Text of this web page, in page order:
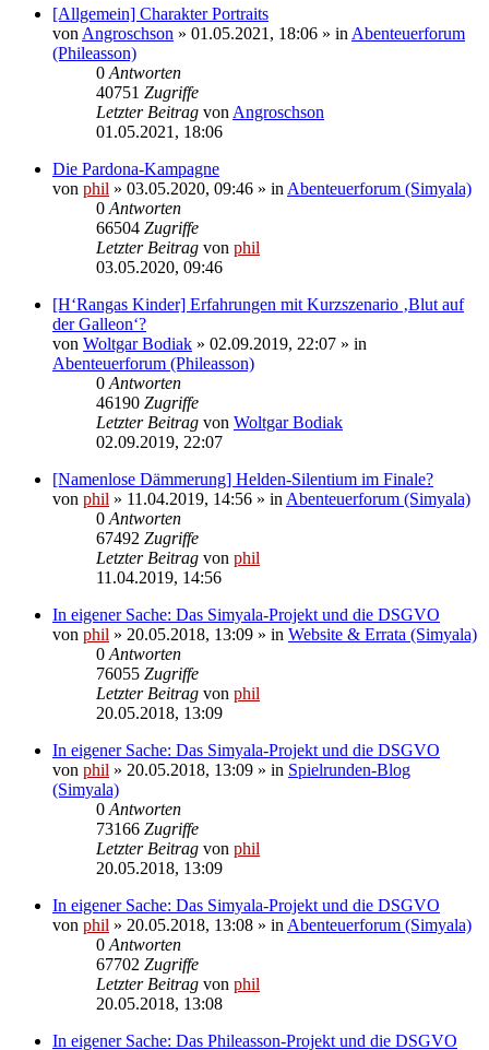
[Allgemein] Charakter Portraits
von Angroschson » 01.05.2021, 18:06 » in Abenteuerforum
(Phileasson)
0 Antworten
40751 Zugriffe
Letzter Beitrag von Angroschson
01.05.2021, 18:06
Die Pardona-Kampagne
von phil » 03.05.2020, 09:46 » in Abenteuerforum (Simyala)
0 Antworten
66504 Zugriffe
Letzter Beitrag von phil
03.05.2020, 09:46
[H‘Rangas Kinder] Erfahrungen mit Kurzszenario ‚Blut auf
der Galleon‘?
von Woltgar Bodiak » 02.09.2019, 22:07 » in
Abenteuerforum (Phileasson)
0 Antworten
46190 Zugriffe
Letzter Beitrag von Woltgar Bodiak
02.09.2019, 22:07
[Namenlose Dämmerung] Helden-Silentium im Finale?
von phil » 11.04.2019, 14:56 » in Abenteuerforum (Simyala)
0 Antworten
67492 Zugriffe
Letzter Beitrag von phil
11.04.2019, 14:56
In eigener Sache: Das Simyala-Projekt und die DSGVO
von phil » 20.05.2018, 13:09 » in Website & Errata (Simyala)
0 Antworten
76055 Zugriffe
Letzter Beitrag von phil
20.05.2018, 13:09
In eigener Sache: Das Simyala-Projekt und die DSGVO
von phil » 20.05.2018, 13:09 » in Spielrunden-Blog
(Simyala)
0 Antworten
73166 Zugriffe
Letzter Beitrag von phil
20.05.2018, 13:09
In eigener Sache: Das Simyala-Projekt und die DSGVO
von phil » 20.05.2018, 13:08 » in Abenteuerforum (Simyala)
0 Antworten
67702 Zugriffe
Letzter Beitrag von phil
20.05.2018, 13:08
In eigener Sache: Das Phileasson-Projekt und die DSGVO